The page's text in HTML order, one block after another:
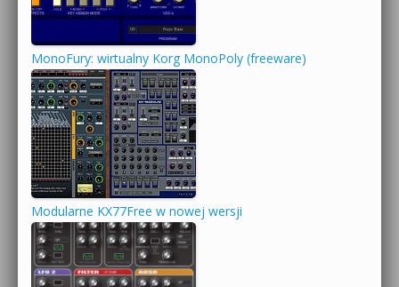
MonoFury: wirtualny Korg MonoPoly (freeware)
Modularne KX77Free w nowej wersji